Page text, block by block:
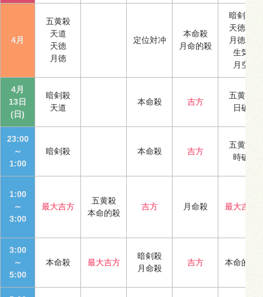
4月
五黄殺
天道
天徳
月徳
定位対冲
本命殺
月命的殺
暗剣殺
天徳合
月徳合
生気
月空
4月
13日
(日)
暗剣殺
天道
本命殺 吉方
五黄殺
日破
23:00
～
1:00
暗剣殺 本命殺 吉方
五黄殺
時破
1:00
～
3:00
最大吉方
五黄殺
本命的殺
吉方 月命殺 最大吉方
3:00
～
5:00
本命殺 最大吉方
暗剣殺
月命殺
吉方 本命的殺